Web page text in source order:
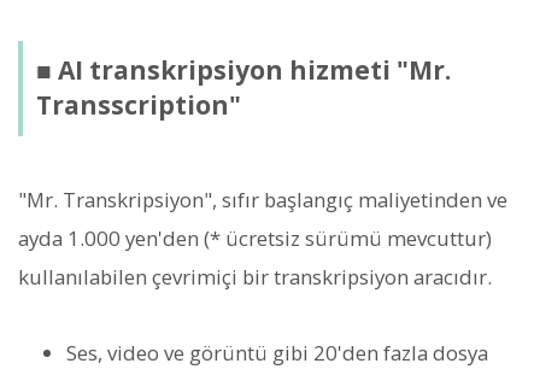
■ AI transkripsiyon hizmeti "Mr.
Transscription"
"Mr. Transkripsiyon", sıfır başlangıç maliyetinden ve
ayda 1.000 yen'den (* ücretsiz sürümü mevcuttur)
kullanılabilen çevrimiçi bir transkripsiyon aracıdır.
Ses, video ve görüntü gibi 20'den fazla dosya